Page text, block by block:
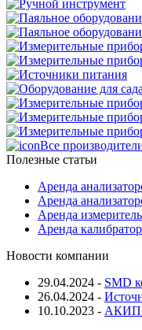
Все
Полезные статьи
Аренда
Аренда
Аренда
Аренда
Новости компании
29.04.2024 - SMD
26.04.2024 -
10.10.2023 - АКИП